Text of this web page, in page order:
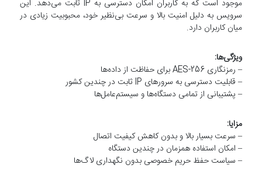
موجود است که به کاربران امکان دسترسی به IP ثابت می‌دهد. این
سرویس به دلیل امنیت بالا و سرعت بی‌نظیر خود، محبوبیت زیادی در
میان کاربران دارد.
ویژگی‌ها:
– رمزنگاری AES-256 برای حفاظت از داده‌ها
– قابلیت دسترسی به سرورهای IP ثابت در چندین کشور
– پشتیبانی از تمامی دستگاه‌ها و سیستم‌عامل‌ها
مزایا:
– سرعت بسیار بالا و بدون کاهش کیفیت اتصال
– امکان استفاده همزمان در چندین دستگاه
– سیاست حفظ حریم خصوصی بدون نگهداری لاگ‌ها